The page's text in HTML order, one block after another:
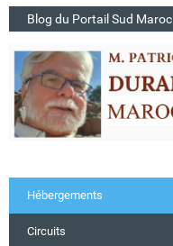
Blog du Portail Sud Maroc
Hébergements
Circuits